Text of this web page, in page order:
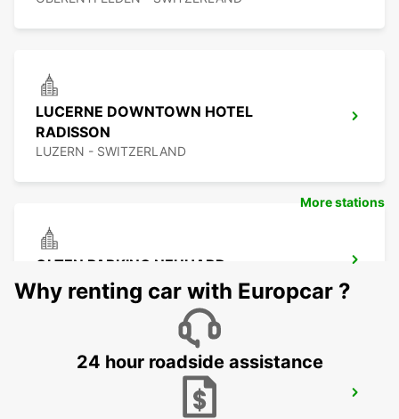
LUCERNE DOWNTOWN HOTEL
RADISSON
LUZERN - SWITZERLAND
OLTEN PARKING NEUHARD
OLTEN - SWITZERLAND
More stations
Why renting car with Europcar ?
24 hour roadside assistance